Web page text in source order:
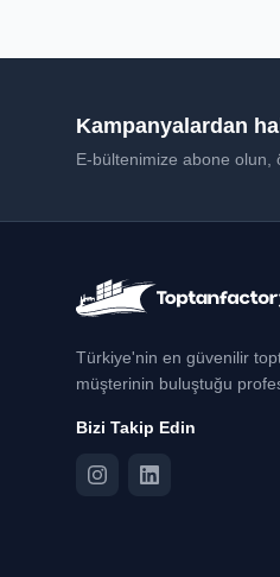
Kampanyalardan
E-bültenimize abone olun,
Türkiye'nin en güvenilir
müşterinin buluştuğu
Bizi Takip Edin